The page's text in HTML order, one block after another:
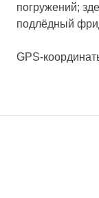
погружений;
подлёдный
GPS-